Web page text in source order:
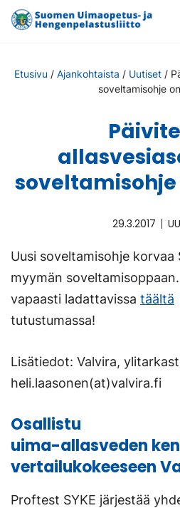
Etusivu / Ajankohtaista / Uutiset /
soveltamisohje
29.3.2017
Uusi soveltamisohje korvaa
myymän
vapaasti ladattavissa täältä
tutustumassa!
Lisätiedot: Valvira,
heli.laasonen(at)valvira.fi
Osallistu
uima-allasveden
vertailukokeeseen
Proftest SYKE järjestää